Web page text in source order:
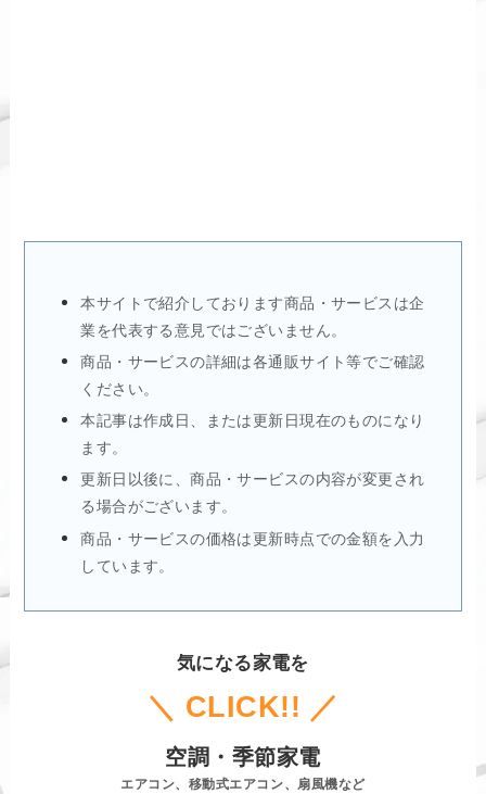
本サイトで紹介しております商品・サービスは企
業を代表する意見ではございません。
商品・サービスの詳細は各通販サイト等でご確認
ください。
本記事は作成日、または更新日現在のものになり
ます。
更新日以後に、商品・サービスの内容が変更され
る場合がございます。
商品・サービスの価格は更新時点での金額を入力
しています。
気になる家電を
＼ CLICK!! ／
空調・季節家電
エアコン、移動式エアコン、扇風機など